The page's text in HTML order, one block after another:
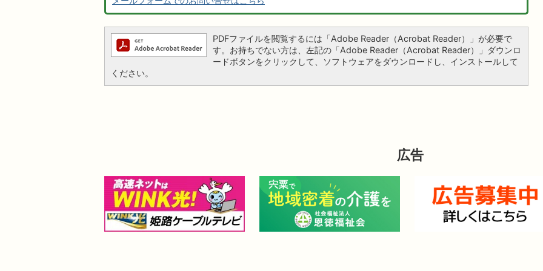
PDFファイルを閲覧するには「Adobe Reader（Acrobat Reader）」が必要で
す。お持ちでない方は、左記の「Adobe Reader（Acrobat Reader）」ダウンロ
ードボタンをクリックして、ソフトウェアをダウンロードし、インストールして
ください。
広告